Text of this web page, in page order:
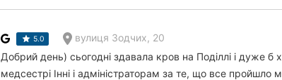
5.0 вулиця Зодчих, 20
Добрий день) сьогодні здавала кров на Поділлі і дуже б
медсестрі Інні і адміністраторам за те, що все